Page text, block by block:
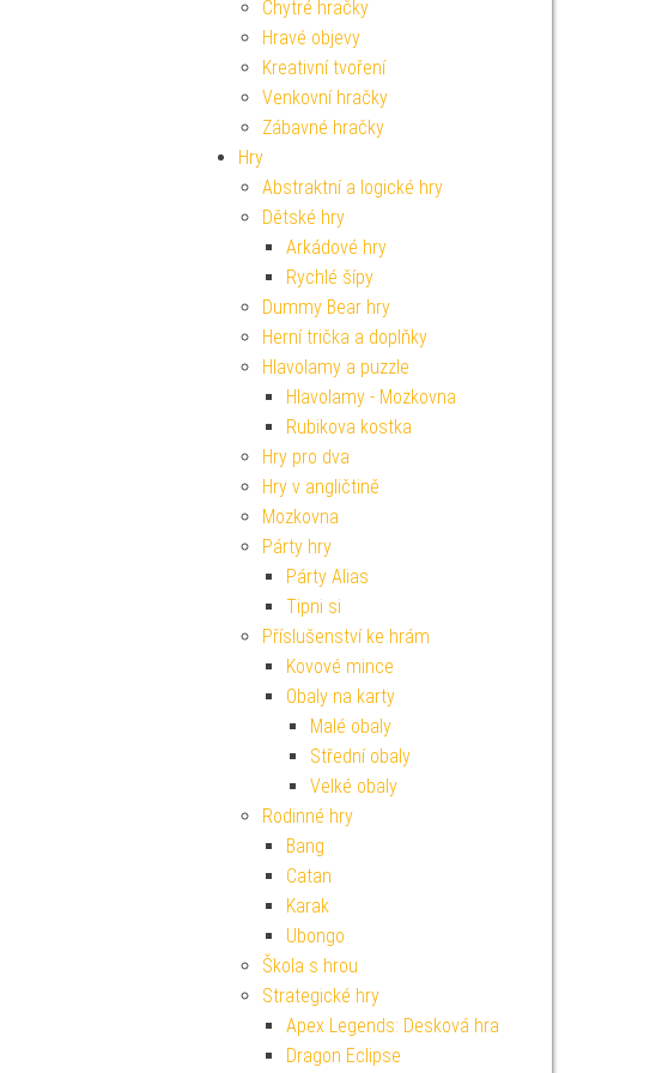
Chytré hračky
Hravé objevy
Kreativní tvoření
Venkovní hračky
Zábavné hračky
Hry
Abstraktní a logické hry
Dětské hry
Arkádové hry
Rychlé šípy
Dummy Bear hry
Herní trička a doplňky
Hlavolamy a puzzle
Hlavolamy - Mozkovna
Rubikova kostka
Hry pro dva
Hry v angličtině
Mozkovna
Párty hry
Párty Alias
Tipni si
Příslušenství ke hrám
Kovové mince
Obaly na karty
Malé obaly
Střední obaly
Velké obaly
Rodinné hry
Bang
Catan
Karak
Ubongo
Škola s hrou
Strategické hry
Apex Legends: Desková hra
Dragon Eclipse